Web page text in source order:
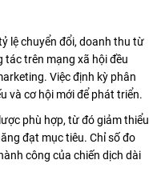
lệ chuyển đổi, doanh thu từ
trên mạng xã hội đều
Việc định kỳ phân
và cơ hội mới để phát triển.
phù hợp, từ đó giảm thiểu
đạt mục tiêu. Chỉ số đo
công của chiến dịch dài